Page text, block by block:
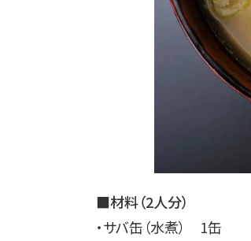
■材料（2人分）
・サバ缶（水煮） 1缶